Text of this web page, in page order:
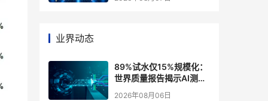
业界动态
89%试水仅15%规模化：
世界质量报告揭示AI测
试"落地鸿沟"
2026年08月06日